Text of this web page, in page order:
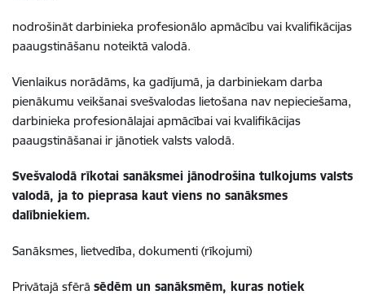
nodrošināt darbinieka profesionālo apmācību vai kvalifikācijas
paaugstināšanu noteiktā valodā.
Vienlaikus norādāms, ka gadījumā, ja darbiniekam darba
pienākumu veikšanai svešvalodas lietošana nav nepieciešama,
darbinieka profesionālajai apmācībai vai kvalifikācijas
paaugstināšanai ir jānotiek valsts valodā.
Svešvalodā rīkotai sanāksmei jānodrošina tulkojums valsts
valodā, ja to pieprasa kaut viens no sanāksmes
dalībniekiem.
Sanāksmes, lietvedība, dokumenti (rīkojumi)
Privātajā sfērā sēdēm un sanāksmēm, kuras notiek